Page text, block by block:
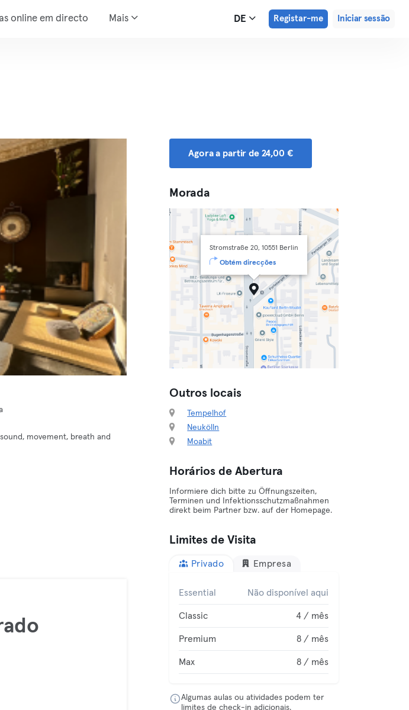
online em directo Mais DE Registar-me Iniciar sessão
movement, breath and
Agora a partir de 24,00 €
Morada
Stromstraße 20, 10551 Berlin
Obtém direcções
Outros locais
Tempelhof
Neukölln
Moabit
Horários de Abertura
Informiere dich bitte zu Öffnungszeiten,
Terminen und Infektionsschutzmaßnahmen
direkt beim Partner bzw. auf der Homepage.
Limites de Visita
Privado Empresa
Essential Não disponível aqui
Classic 4 / mês
Premium 8 / mês
Max 8 / mês
Algumas aulas ou atividades podem ter
limites de check-in adicionais.